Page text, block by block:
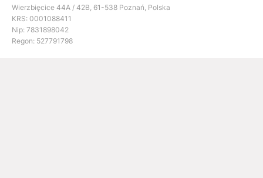
Wierzbięcice 44A / 42B, 61-538 Poznań, Polska
KRS: 0001088411
Nip: 7831898042
Regon: 527791798